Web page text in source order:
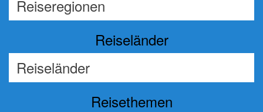
Reiseländer
Reisethemen